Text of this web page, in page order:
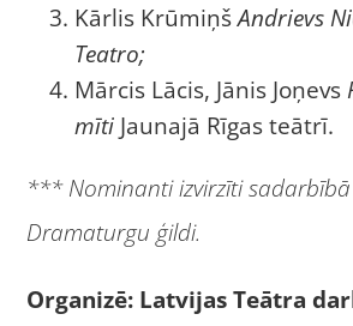
Kārlis KrūmiņšAndrievs
Teatro;
Mārcis Lācis, Jānis Joņevs
mīti Jaunajā Rīgas teātrī.
*** Nominanti izvirzīti
Dramaturgu ģildi.
Organizē: Latvijas Teātra